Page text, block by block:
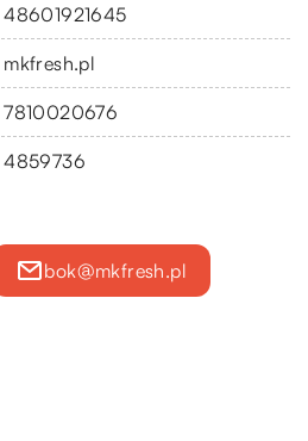
48601921645
mkfresh.pl
7810020676
4859736
bok@mkfresh.pl